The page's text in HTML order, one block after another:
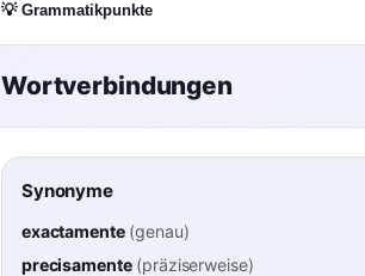
💡 Grammatikpunkte
Wortverbindungen
Synonyme
exactamente(genau)
precisamente(präziserweise)